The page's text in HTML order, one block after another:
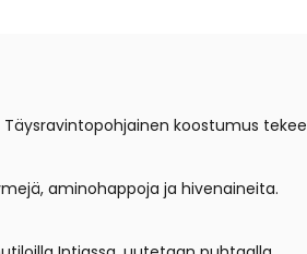
Täysravintopohjainen koostumus tekee
aminohappoja ja hivenaineita.